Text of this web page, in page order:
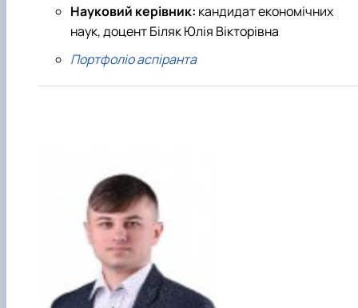
Науковий керівник: кандидат економічних
наук, доцент Біляк Юлія Вікторівна
Портфоліо аспіранта